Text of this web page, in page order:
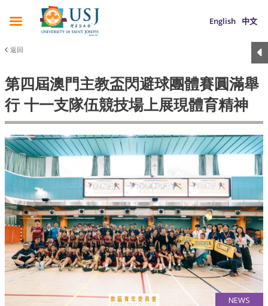
English 中文
返回
第四屆澳門主教盃閃避球團體賽圓滿舉
行 十一支隊伍競技場上展現體育精神
NEWS